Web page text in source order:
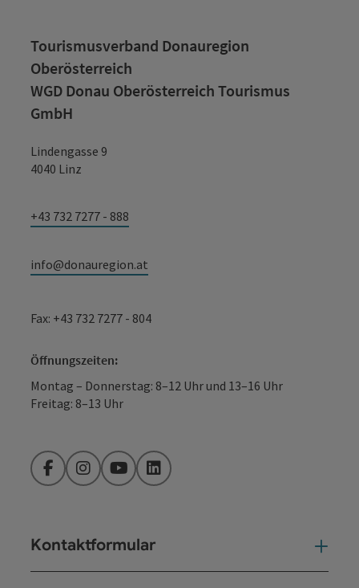
Tourismusverband Donauregion
Oberösterreich
WGD Donau Oberösterreich Tourismus
GmbH
Lindengasse 9
4040 Linz
+43 732 7277 - 888
info@donauregion.at
Fax: +43 732 7277 - 804
Öffnungszeiten:
Montag – Donnerstag: 8–12 Uhr und 13–16 Uhr
Freitag: 8–13 Uhr
FacebookInstagramYouTubeLinkedIn
Kontaktformular